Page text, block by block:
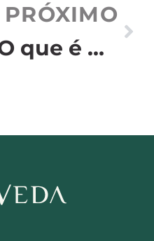
PRÓXIMO
O que é Ahara Vijñana?